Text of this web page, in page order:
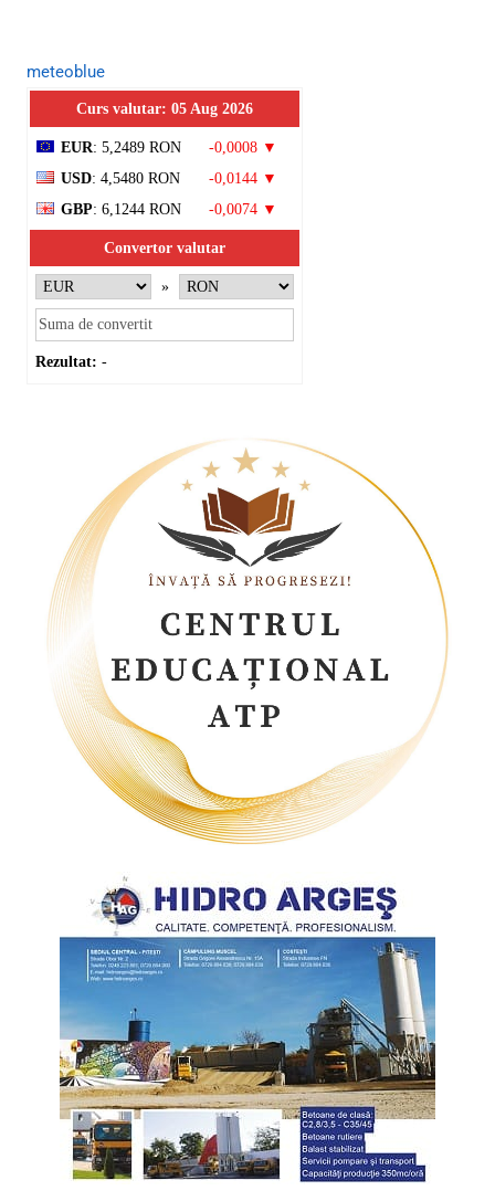
meteoblue
Curs valutar: 05 Aug 2026
EUR: 5,2489 RON
-0,0008 ▼
USD: 4,5480 RON
-0,0144 ▼
GBP: 6,1244 RON -0,0074 ▼
Convertor valutar
»
Rezultat: -